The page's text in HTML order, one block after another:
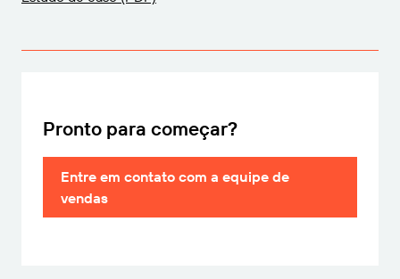
Pronto para começar?
Entre em contato com a equipe de
vendas